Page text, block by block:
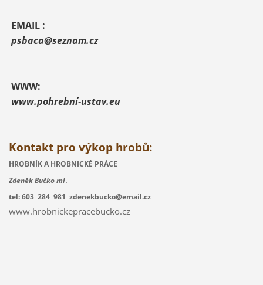
EMAIL :
psbaca@seznam.cz
WWW:
www.pohrební-ustav.eu
Kontakt pro výkop hrobů:
HROBNÍK A HROBNICKÉ PRÁCE
Zdeněk Bučko ml.
tel: 603 284 981 zdenekbucko@email.cz
www.hrobnickepracebucko.cz